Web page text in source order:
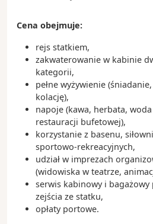
Cena obejmuje:
rejs statkiem,
zakwaterowanie w kabinie
kategorii,
pełne wyżywienie
kolację),
napoje (kawa, herbata,
restauracji bufetowej),
korzystanie z basenu,
sportowo-rekreacyjnych,
udział w imprezach
(widowiska w teatrze,
serwis kabinowy i bagażowy
zejścia ze statku,
opłaty portowe.